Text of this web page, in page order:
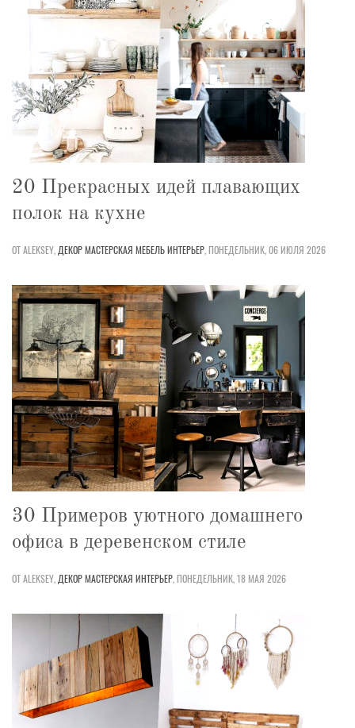
20 Прекрасных идей плавающих
полок на кухне
ОТ ALEKSEY, ДЕКОРМАСТЕРСКАЯ МЕБЕЛЬИНТЕРЬЕР,ПОНЕДЕЛЬНИК, 06 ИЮЛЯ 2026
30 Примеров уютного домашнего
офиса в деревенском стиле
ОТ ALEKSEY, ДЕКОРМАСТЕРСКАЯ ИНТЕРЬЕР,ПОНЕДЕЛЬНИК, 18 МАЯ 2026